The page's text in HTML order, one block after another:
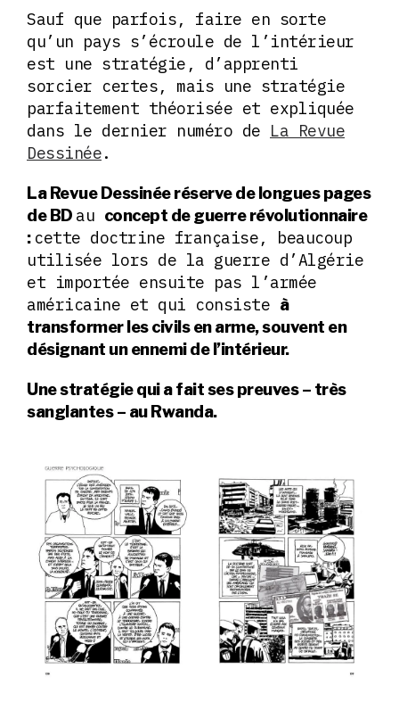
Sauf que parfois, faire en sorte
qu’un pays s’écroule de l’intérieur
est une stratégie, d’apprenti
sorcier certes, mais une stratégie
parfaitement théorisée et expliquée
dans le dernier numéro de La Revue
Dessinée.
La Revue Dessinée réserve de longues pages
de BD au concept de guerre révolutionnaire
: cette doctrine française, beaucoup
utilisée lors de la guerre d’Algérie
et importée ensuite pas l’armée
américaine et qui consiste à
transformer les civils en arme, souvent en
désignant un ennemi de l’intérieur.
Une stratégie qui a fait ses preuves – très
sanglantes – au Rwanda.